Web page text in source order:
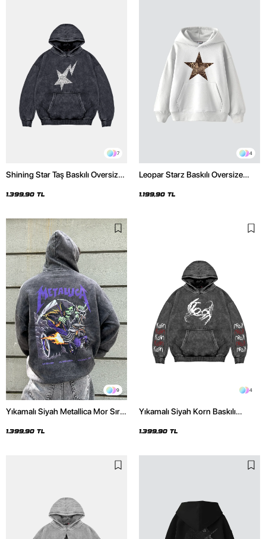
7
Shining Star Taş Baskılı Oversize
Hoodie
1.399,90 TL
4
Leopar Starz Baskılı Oversize
1.199,90 TL
9
Yıkamalı Siyah Metallica Mor Sırt
Hoodie
1.399,90 TL
4
Yıkamalı Siyah Korn Baskılı
1.399,90 TL